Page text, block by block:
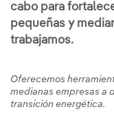
cabo para
pequeñas y
trabajamos.
Oferecemos
medianas empresas a
transición energética.